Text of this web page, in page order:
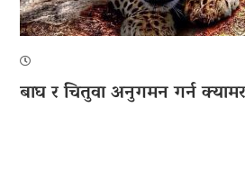
बाघ र चितुवा अनुगमन गर्न